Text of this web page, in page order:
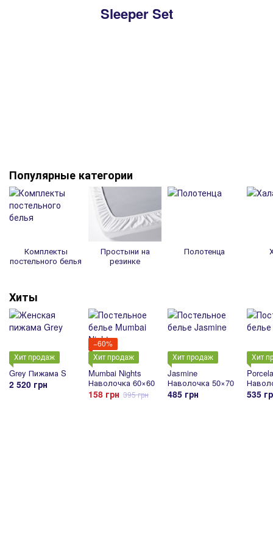
Sleeper Set
Популярные категории
Комплекты
постельного белья
Простыни на
резинке
Полотенца
Хиты
Хит продаж
Grey Пижама S
2 520 грн
−60%
Хит продаж
Mumbai Nights
Наволочка 60×60
158 грн 395 грн
Хит продаж
Jasmine
Наволочка 50×70
485 грн
Хит
535